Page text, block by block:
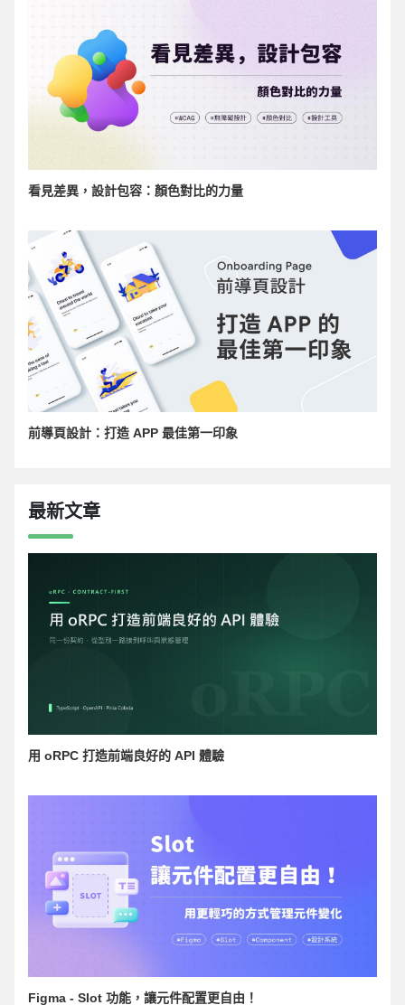
看見差異，設計包容：顏色對比的力量
前導頁設計：打造 APP 最佳第一印象
最新文章
用 oRPC 打造前端良好的 API 體驗
Figma - Slot 功能，讓元件配置更自由！